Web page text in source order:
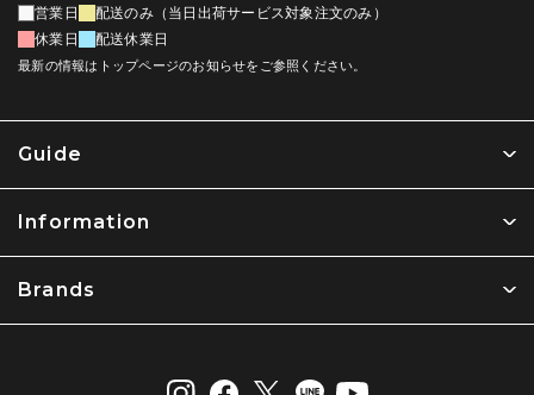
Guide
Information
Brands
営業日
配送のみ（当日出荷サービス対象注文のみ）
休業日
配送休業日
最新の情報はトップページのお知らせをご参照ください。